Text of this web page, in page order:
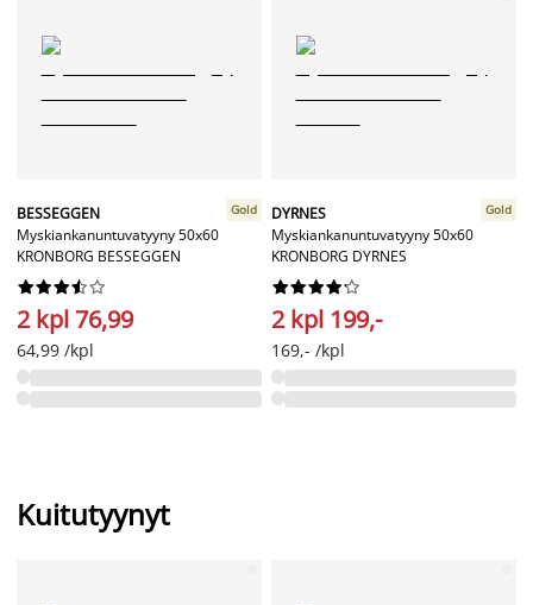
BESSEGGEN
Myskiankanuntuvatyyny 50x60
KRONBORG BESSEGGEN
Gold






2 kpl 76,99
64,99 /kpl
DYRNES
Myskiankanuntuvatyyny 50x60
KRONBORG DYRNES
Gold






2 kpl 199,-
169,- /kpl
Kuitutyynyt